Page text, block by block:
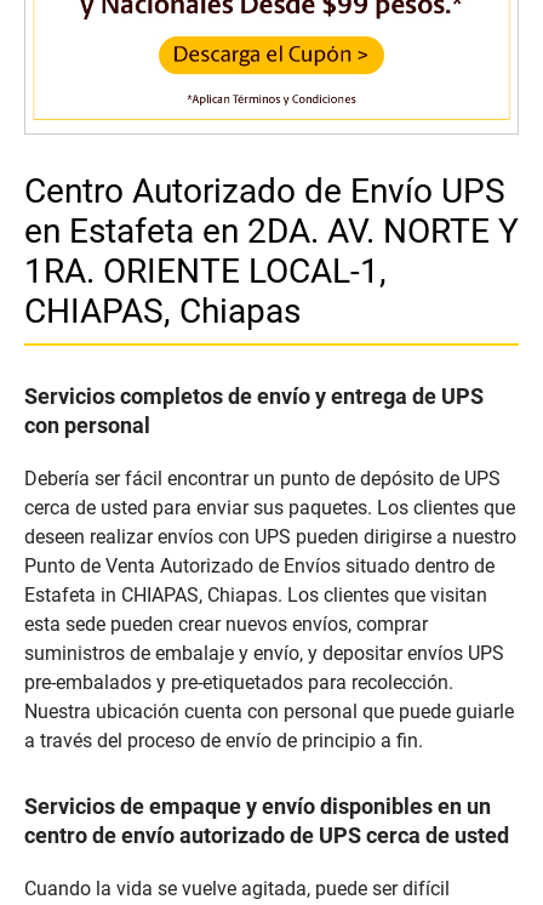
Centro Autorizado de Envío UPS
en Estafeta en 2DA. AV. NORTE Y
1RA. ORIENTE LOCAL-1,
CHIAPAS, Chiapas
Servicios completos de envío y entrega de UPS
con personal
Debería ser fácil encontrar un punto de depósito de UPS
cerca de usted para enviar sus paquetes. Los clientes que
deseen realizar envíos con UPS pueden dirigirse a nuestro
Punto de Venta Autorizado de Envíos situado dentro de
Estafeta in CHIAPAS, Chiapas. Los clientes que visitan
esta sede pueden crear nuevos envíos, comprar
suministros de embalaje y envío, y depositar envíos UPS
pre-embalados y pre-etiquetados para recolección.
Nuestra ubicación cuenta con personal que puede guiarle
a través del proceso de envío de principio a fin.
Servicios de empaque y envío disponibles en un
centro de envío autorizado de UPS cerca de usted
Cuando la vida se vuelve agitada, puede ser difícil